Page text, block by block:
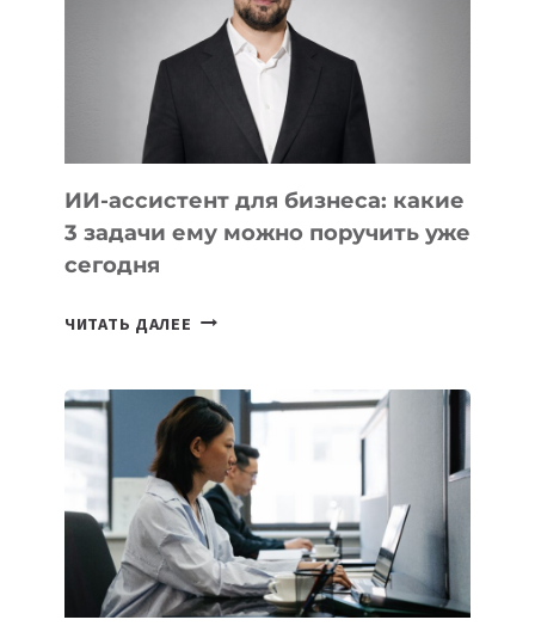
АРМЕНИИ
ИИ-ассистент для бизнеса: какие
3 задачи ему можно поручить уже
сегодня
ЧИТАТЬ ДАЛЕЕ ИИ-
БИЗНЕСА:
КАКИЕ
3
ЗАДАЧИ
ЕМУ
МОЖНО
ПОРУЧИТЬ
УЖЕ